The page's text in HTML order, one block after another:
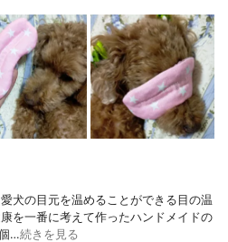
犬の目元を温めることができる目の温
を一番に考えて作ったハンドメイドの
…続きを見る